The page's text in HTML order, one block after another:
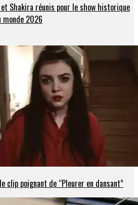
et Shakira réunis pour le show historique
monde 2026
clip poignant de “Pleurer en dansant”